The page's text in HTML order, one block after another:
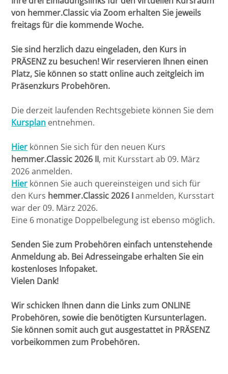
von hemmer.Classic via Zoom erhalten Sie jeweils
freitags für die kommende Woche.
Sie sind herzlich dazu eingeladen, den Kurs in
PRÄSENZ zu besuchen! Wir reservieren Ihnen einen
Platz, Sie können so statt online auch zeitgleich im
Präsenzkurs Probehören.
Die derzeit laufenden Rechtsgebiete können Sie dem
Kursplan entnehmen.
Hier können Sie sich für den neuen Kurs
hemmer.Classic 2026 II, mit Kursstart ab 09. März
2026 anmelden.
Hier können Sie auch quereinsteigen und sich für
den Kurs hemmer.Classic 2026 Ianmelden, Kursstart
war der 09. März 2026.
Eine 6 monatige Doppelbelegung ist ebenso möglich.
Senden Sie zum Probehören einfach untenstehende
Anmeldung ab. Bei Adresseingabe erhalten Sie ein
kostenloses Infopaket.
Vielen Dank!
Wir schicken Ihnen dann die Links zum ONLINE
Probehören, sowie die benötigten Kursunterlagen.
Sie können somit auch gut ausgestattet in PRÄSENZ
vorbeikommen zum Probehören.
Bremen
Düsseldorf
Erlangen
Frankfurt/O.
Freiburg
Gießen
Greifswald
Göttingen
Halle
Hamburg
Hannover
Heidelberg
Anmerkung: "HK Intensiv 2026 I über
Warteliste erwünscht."
Hauptkurs hemmer.Classic 2025 II ab 09.
September 2025
Hauptkurs hemmer.Intensiv 2025 II ab 09.
Anmeldung bitte über HK München
Classic 2025 II mit Anmerkung: "HK
erwünscht."
RA Dr. iur. Peter Gerrit Müller-Eiselt
RA Jan Singbartl
RA Claus Maria Sperling